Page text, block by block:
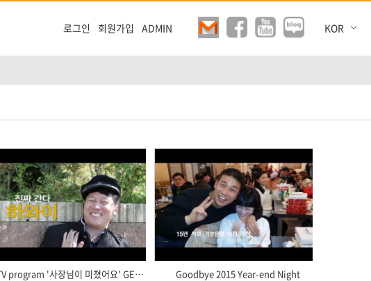
로그인 회원가입 ADMIN
KOR
TV program '사장님이 미쳤어요' GEUMZIN's Welfare Goodbye 2015 Year-end Night